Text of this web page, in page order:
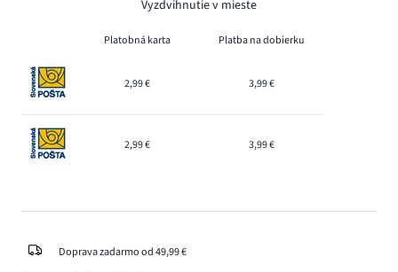
Vyzdvihnutie v mieste
Platobná karta Platba na dobierku
2,99 € 3,99 €
2,99 € 3,99 €
Doprava zadarmo od 49,99 €